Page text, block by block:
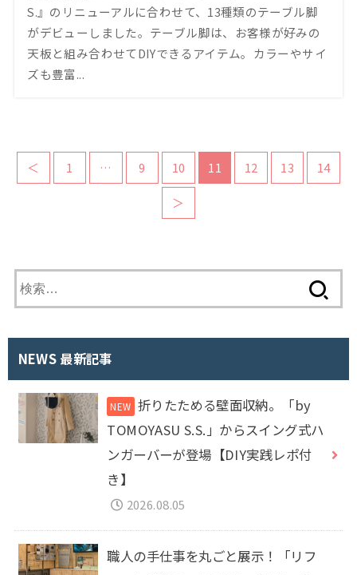
S.』のリニューアルに合わせて、13種類のテーブル脚
がデビューしました。テーブル脚は、お客様が好みの
天板と組み合わせてDIYできるアイテム。カラーやサイ
ズも豊富...
＜ 1 … 9 10 11 12 13 14
＞
索
NEWS 最新記事
折りたためる壁面収納。「by
TOMOYASU S.S.」からスイング式ハ
ンガーバーが登場【DIY実践レポ付
き】
2026.08.05
職人の手仕事を丸ごと展示！「リフ